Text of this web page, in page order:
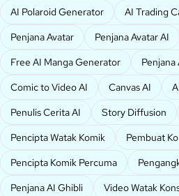
AI Polaroid Generator
AI Trading
Penjana Avatar
Penjana Avatar AI
Free AI Manga Generator
Penjana
Comic to Video AI
Canvas AI
Penulis Cerita AI
Story Diffusion
Pencipta Watak Komik
Pembuat
Pencipta Komik Percuma
Penjana AI Ghibli
Video Watak